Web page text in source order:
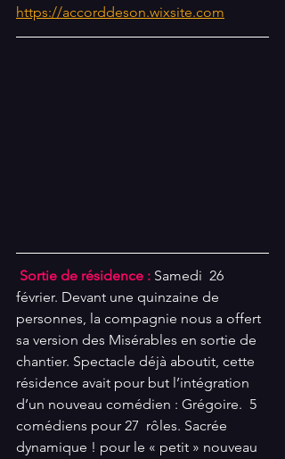
https://accorddeson.wixsite.com
Sortie de résidence : Samedi  26
février. Devant une quinzaine de
personnes, la compagnie nous a offert
sa version des Misérables en sortie de
chantier. Spectacle déjà aboutit, cette
résidence avait pour but l’intégration
d’un nouveau comédien : Grégoire.  5
comédiens pour 27  rôles. Sacrée
dynamique ! pour le « petit » nouveau